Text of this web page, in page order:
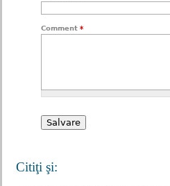
Comment *
Citiţi şi: